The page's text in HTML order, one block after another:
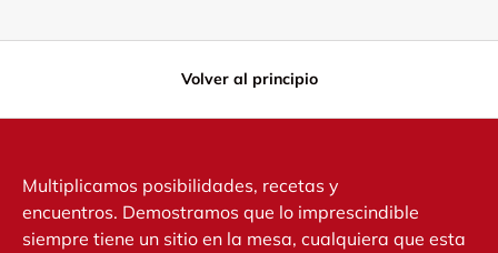
Volver al principio
Multiplicamos posibilidades, recetas y
encuentros. Demostramos que lo imprescindible
siempre tiene un sitio en la mesa, cualquiera que esta